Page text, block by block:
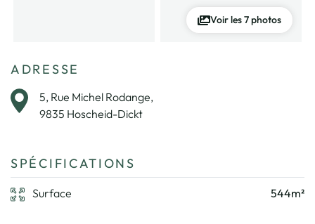
Voir les 7 photos
ADRESSE
5, Rue Michel Rodange,
9835 Hoscheid-Dickt
SPÉCIFICATIONS
Surface 544m²